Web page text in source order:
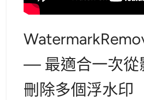
— 最適合一次從
刪除多個浮水印